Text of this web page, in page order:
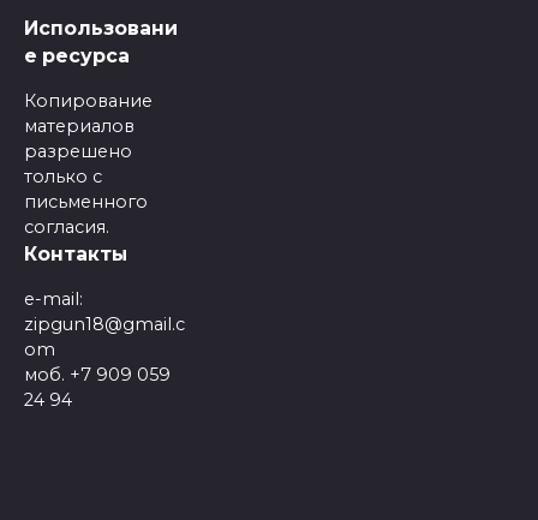
Использовани
е ресурса
Копирование
материалов
разрешено
только с
письменного
согласия.
Контакты
e-mail:
zipgun18@gmail.c
om
моб. +7 909 059
24 94